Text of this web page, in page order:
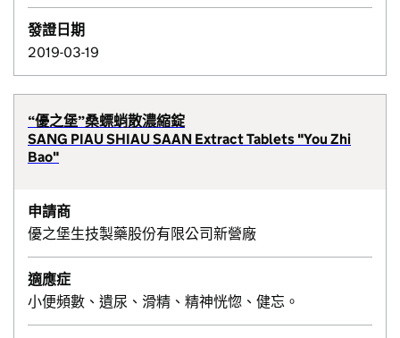
發證日期
2019-03-19
“優之堡”桑螵蛸散濃縮錠
SANG PIAU SHIAU SAAN Extract Tablets "You Zhi
Bao"
申請商
優之堡生技製藥股份有限公司新營廠
適應症
小便頻數、遺尿、滑精、精神恍惚、健忘。